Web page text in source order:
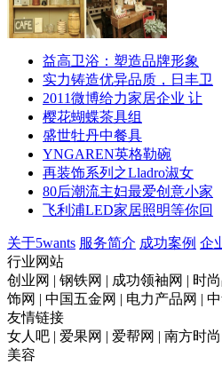
益高卫浴：塑造品牌形象
实力铸造优异品质，日丰卫
2011微博给力家居企业 让
樱花蝴蝶茶具组
盛世牡丹中餐具
YNGAREN英格勒碗
再装饰系列之Lladro淑女
80后潮流主妇最爱创意小家
飞利浦LED家居照明等你回
关于5wants 服务简介 成功案例 企
行业网站
创业网 | 钢铁网 | 成功领袖网 | 时
饰网 | 中国五金网 | 电力产品网 |
友情链接
女人吧 | 爱果网 | 爱帮网 | 南方时
美容